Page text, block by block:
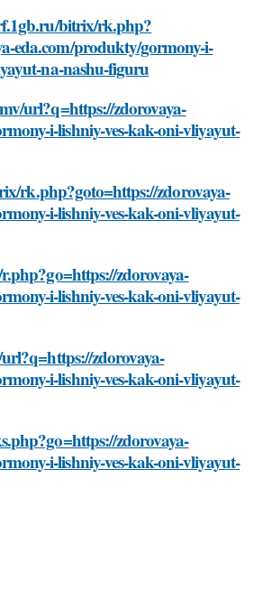
bitrix/rk.php?
eda.com/produkty/gormony-i-
na-nashu-figuru
url?q=https://zdorovaya-
i-lishniy-ves-kak-oni-vliyayut-
rk.php?goto=https://zdorovaya-
i-lishniy-ves-kak-oni-vliyayut-
zdorovaya-
i-lishniy-ves-kak-oni-vliyayut-
zdorovaya-
i-lishniy-ves-kak-oni-vliyayut-
zdorovaya-
i-lishniy-ves-kak-oni-vliyayut-